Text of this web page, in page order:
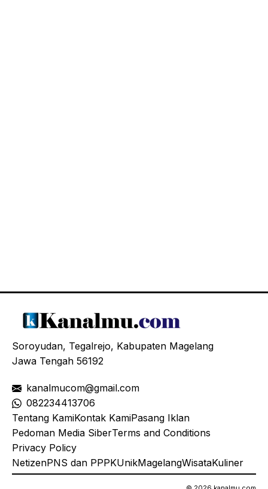
Soroyudan, Tegalrejo, Kabupaten Magelang
Jawa Tengah 56192
kanalmucom@gmail.com
082234413706
Tentang KamiKontak KamiPasang Iklan
Pedoman Media SiberTerms and Conditions
Privacy Policy
NetizenPNS dan PPPKUnikMagelangWisataKuliner